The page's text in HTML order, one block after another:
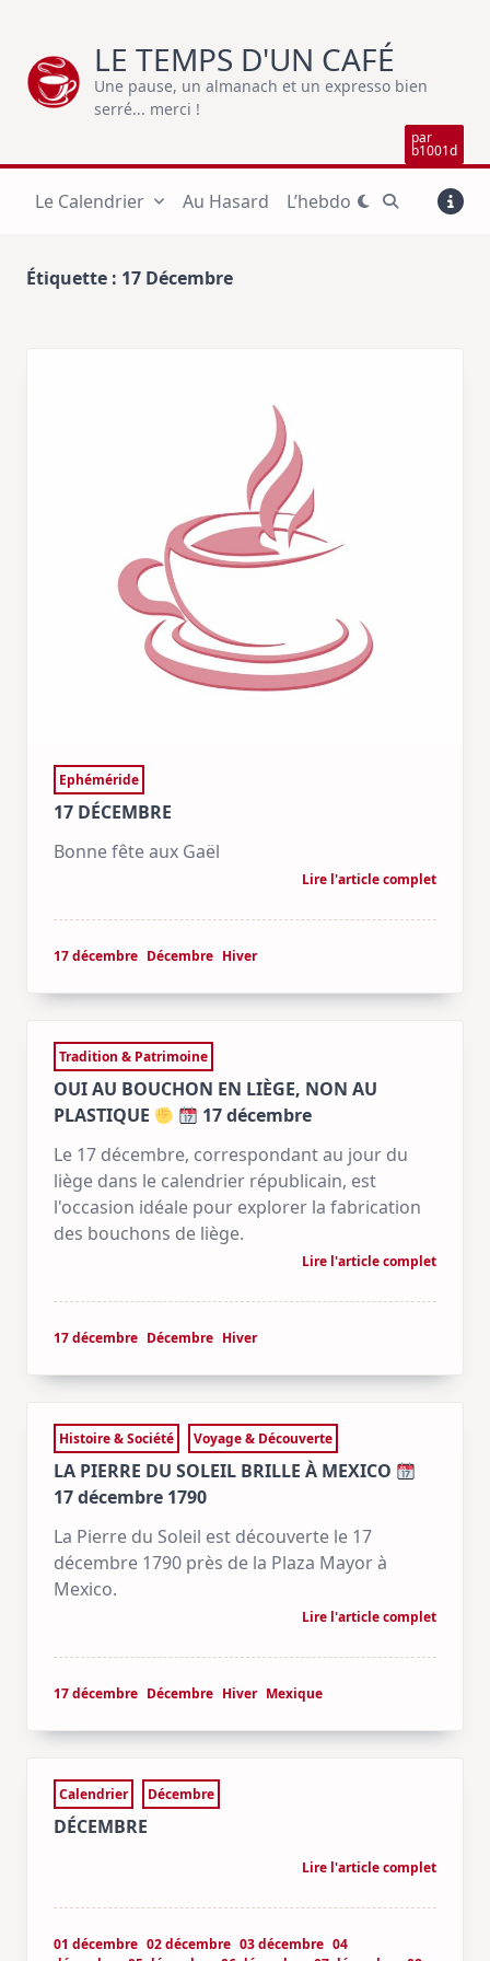
content
LE TEMPS D'UN CAFÉ
Une pause, un almanach et un expresso bien
serré... merci !
par
b1001d
Le Calendrier Au Hasard L’hebdo
Étiquette : 17 Décembre
Ephéméride
17 DÉCEMBRE
Bonne fête aux Gaël
Lire l'article complet
17 décembre Décembre Hiver
Tradition & Patrimoine
OUI AU BOUCHON EN LIÈGE, NON AU
PLASTIQUE
17 décembre
Le 17 décembre, correspondant au jour du
liège dans le calendrier républicain, est
l'occasion idéale pour explorer la fabrication
des bouchons de liège.
Lire l'article complet
17 décembre Décembre Hiver
Histoire & Société Voyage & Découverte
LA PIERRE DU SOLEIL BRILLE À MEXICO
17 décembre 1790
La Pierre du Soleil est découverte le 17
décembre 1790 près de la Plaza Mayor à
Mexico.
Lire l'article complet
17 décembre Décembre Hiver Mexique
Calendrier Décembre
DÉCEMBRE
Lire l'article complet
01 décembre 02 décembre 03 décembre 04